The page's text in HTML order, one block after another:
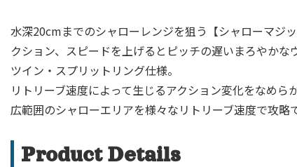
水深20cmまでのシャローレンジを狙う【シャローマジ
クション、スピードを上げるとピッチの遅いまろやか
ツイン・スプリットリング仕様。
リトリーブ速度によって生じるアクション変化をなめら
広範囲のシャローエリアを様々なリトリーブ速度で攻略
Product Details